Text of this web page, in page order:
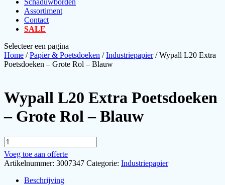
Schaduwborden
Assortiment
Contact
SALE
Selecteer een pagina
Home /Papier & Poetsdoeken /Industriepapier/ Wypall L20 Extra
Poetsdoeken – Grote Rol – Blauw
Wypall L20 Extra Poetsdoeken
– Grote Rol – Blauw
Wypall
L20
Extra
Poetsdoeken
Voeg toe aan offerte
Artikelnummer: 3007347 Categorie: Industriepapier
Beschrijving